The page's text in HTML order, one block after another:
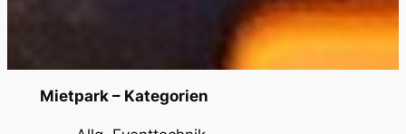
Mietpark – Kategorien